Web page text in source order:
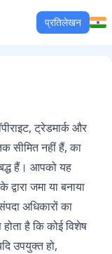
प्रतिलेखन
ट्रेडमार्क और
सीमित नहीं हैं, का
हैं। आपको यह
जमा या बनाया
अधिकारों का
है कि कोई विशेष
उपयुक्त हो,